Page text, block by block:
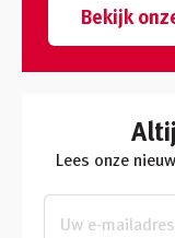
Bekijk
Lees onze